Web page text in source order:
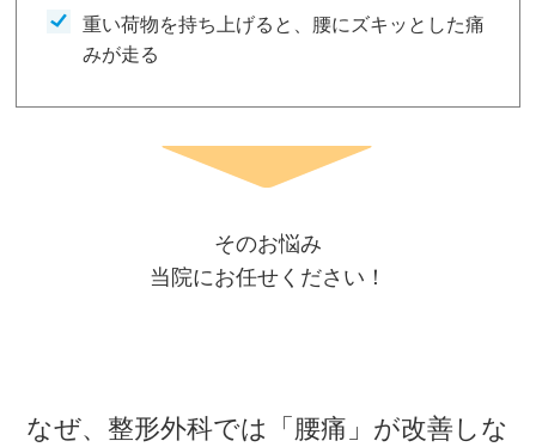
重い荷物を持ち上げると、腰にズキッとした痛
みが走る
そのお悩み
当院にお任せください！
なぜ、整形外科では「腰痛」が改善しな